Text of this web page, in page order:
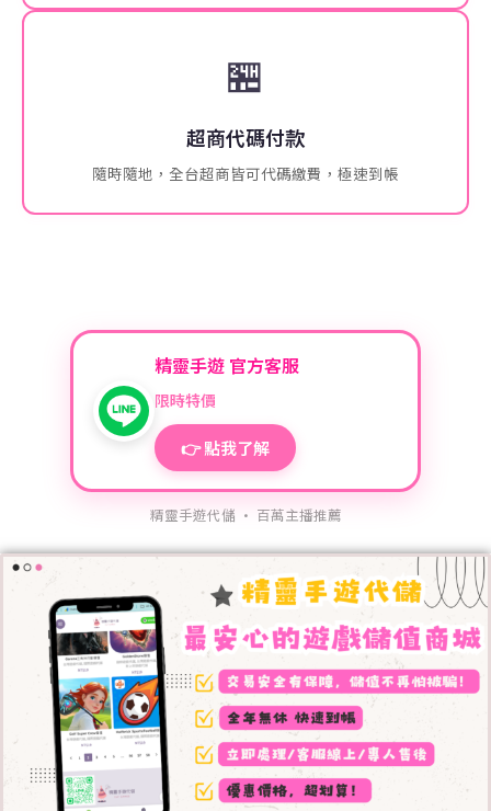
🏪
超商代碼付款
隨時隨地，全台超商皆可代碼繳費，極速到帳
精靈手遊 官方客服
限時特價
👉 點我了解
精靈手遊代儲 · 百萬主播推薦